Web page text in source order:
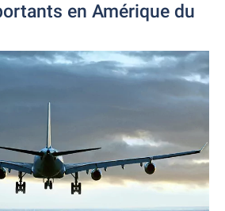
en Amérique du